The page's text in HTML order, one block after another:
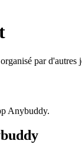
par
Anybuddy.